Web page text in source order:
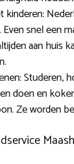
kinderen:
Even snel een
aan huis
Studeren,
doen en
Ze worden